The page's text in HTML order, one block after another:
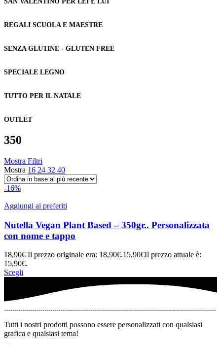
REGALI SCUOLA E MAESTRE
SENZA GLUTINE - GLUTEN FREE
SPECIALE LEGNO
TUTTO PER IL NATALE
OUTLET
350
Mostra Filtri
Mostra 16 24 32 40
-16%
Aggiungi ai preferiti
Nutella Vegan Plant Based – 350gr.. Personalizzata
con nome e tappo
18,90€ Il prezzo originale era: 18,90€.15,90€Il prezzo attuale è:
15,90€.
Scegli
Tutti i nostri prodotti possono essere personalizzati con qualsiasi
grafica e qualsiasi tema!